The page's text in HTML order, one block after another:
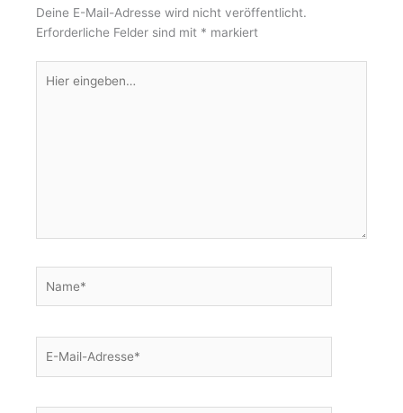
Deine E-Mail-Adresse wird nicht veröffentlicht.
Erforderliche Felder sind mit * markiert
eingeben…
Mail-